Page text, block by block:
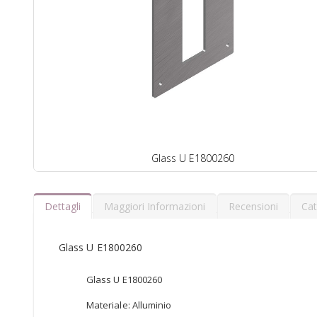
Glass U E1800260
Dettagli
Glass U E1800260
Glass U E1800260
Materiale: Alluminio
Maggiori Informazioni Recensioni